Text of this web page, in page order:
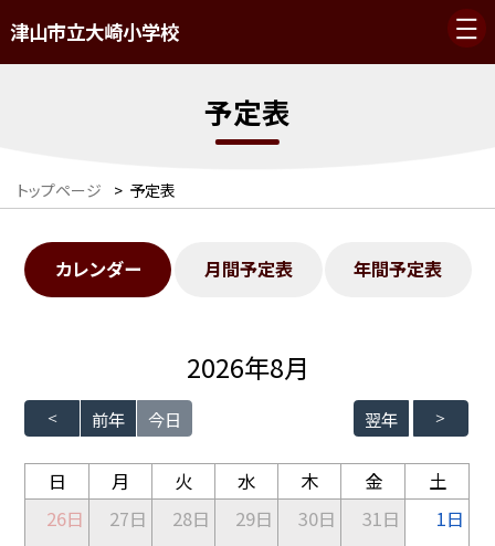
津山市立大崎小学校
予定表
トップページ > 予定表
カレンダー 月間予定表 年間予定表
前年 今日
2026年8月
翌年
日 月 火 水 木 金
土
26日
27日 28日 29日 30日 31日 1日